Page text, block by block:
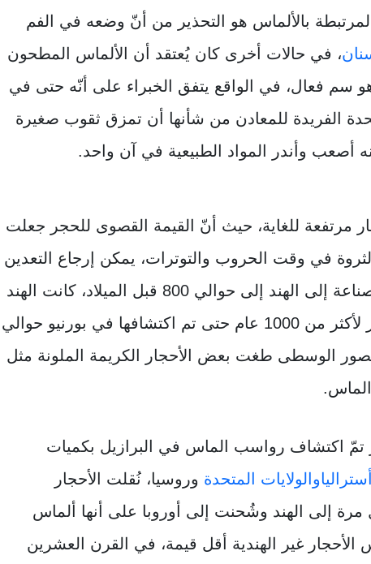
بالألماس هو التحذير من أنّ وضعه في الفم
، في حالات أخرى كان يُعتقد أن الألماس المطحون
سم فعال، في الواقع يتفق الخبراء على أنّه حتى في
الفريدة للمعادن من شأنها أن تمزق ثقوب صغيرة
أصعب وأندر المواد الطبيعية في آن واحد.
مرتفعة للغاية، حيث أنّ القيمة القصوى للحجر جعلت
في وقت الحروب والتوترات، يمكن إرجاع التعدين
بشكل فعلي للماس كصناعة إلى الهند إلى حوالي 800 قبل الميلاد، كانت الهند
المصدر الوحيد للصخور لأكثر من 1000 عام حتى تم اكتشافها في بورنيو حوالي
تمّ اكتشاف رواسب الماس في البرازيل بكميات
أسترالياوالولايات المتحدة وروسيا، نُقلت الأحجار
مرة إلى الهند وشُحنت إلى أوروبا على أنها ألماس
الأحجار غير الهندية أقل قيمة، في القرن العشرين